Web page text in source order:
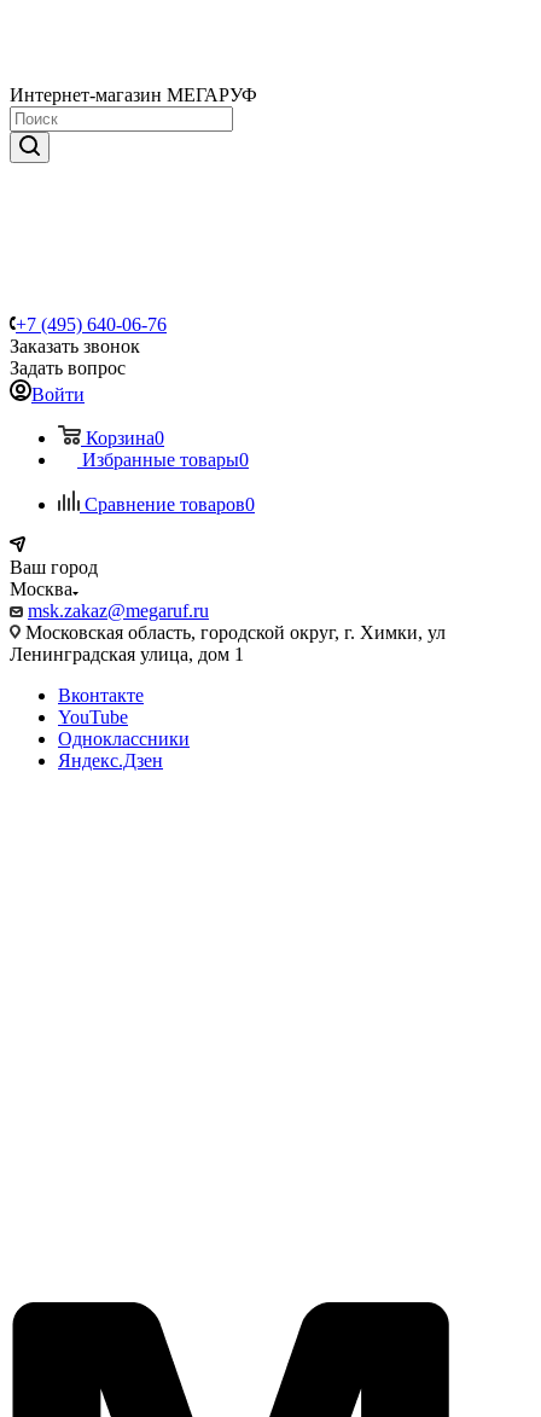
Интернет-магазин МЕГАРУФ
+7 (495) 640-06-76
Заказать звонок
Задать вопрос
Войти
Корзина0
Избранные товары0
Сравнение товаров0
Ваш город
Москва
msk.zakaz@megaruf.ru
Московская область, городской округ, г. Химки, ул
Ленинградская улица, дом 1
Вконтакте
YouTube
Одноклассники
Яндекс.Дзен